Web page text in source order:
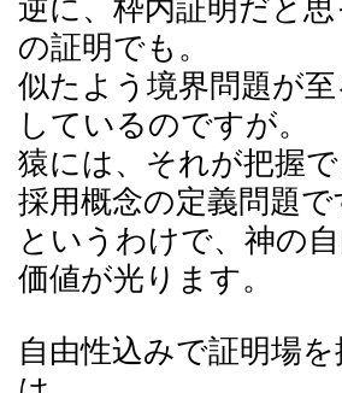
逆に、枠内証明だと
の証明でも。
似たよう境界問題が
しているのですが。
猿には、それが把握で
採用概念の定義問題で
というわけで、神の
価値が光ります。
自由性込みで証明場